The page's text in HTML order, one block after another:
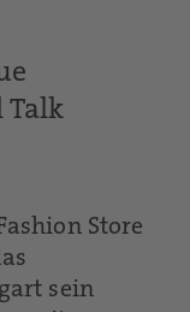
Talk
Store
sein